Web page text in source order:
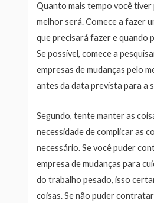
Quanto mais tempo você tiver
melhor será. Comece a fazer
que precisará fazer e quando
Se possível, comece a
empresas de mudanças pelo
antes da data prevista para a
Segundo, tente manter as
necessidade de complicar as
necessário. Se você puder
empresa de mudanças para
do trabalho pesado, isso
coisas. Se não puder